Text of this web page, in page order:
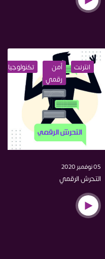
اختراق انترنت
أمن
رقمي
تكنولوجيا
05 نوفمبر 2020
التحرش الرقمي